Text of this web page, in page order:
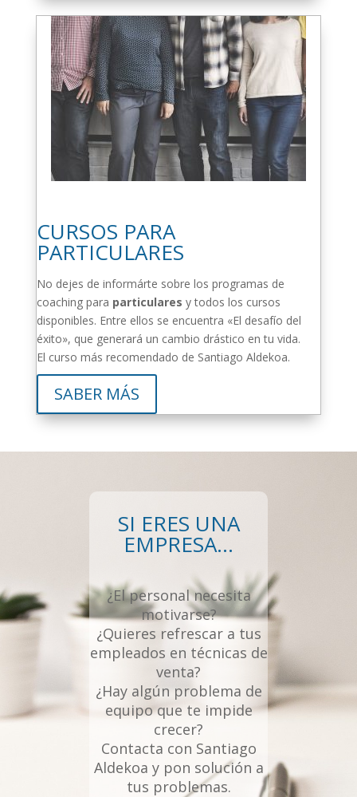
CURSOS PARA
PARTICULARES
No dejes de informárte sobre los programas de
coaching para particulares y todos los cursos
disponibles. Entre ellos se encuentra «El desafío del
éxito», que generará un cambio drástico en tu vida.
El curso más recomendado de Santiago Aldekoa.
SABER MÁS
SI ERES UNA
EMPRESA…
¿El personal necesita
motivarse?
¿Quieres refrescar a tus
empleados en técnicas de
venta?
¿Hay algún problema de
equipo que te impide
crecer?
Contacta con Santiago
Aldekoa y pon solución a
tus problemas.